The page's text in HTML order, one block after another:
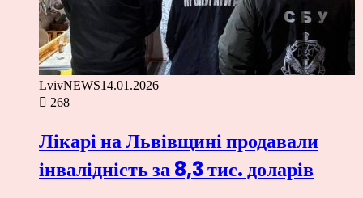
LvivNEWS14.01.2026
268
Лікарі на Львівщині продавали
інвалідність за 8,3 тис. доларів